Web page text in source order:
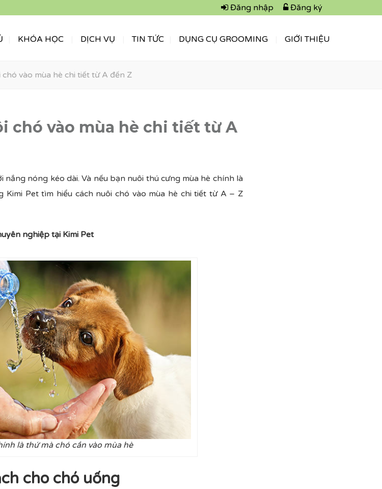
Đăng nhập Đăng ký
KHÓA HỌC DỊCH VỤ TIN TỨC DỤNG CỤ GROOMING GIỚI THIỆU
vào mùa hè chi tiết từ A đến Z
chó vào mùa hè chi tiết từ A
nắng nóng kéo dài. Và nếu bạn nuôi thú cưng mùa hè chính là
Kimi Pet tìm hiểu cách nuôi chó vào mùa hè chi tiết từ A – Z
nghiệp tại Kimi Pet
là thứ mà chó cần vào mùa hè
cho chó uống